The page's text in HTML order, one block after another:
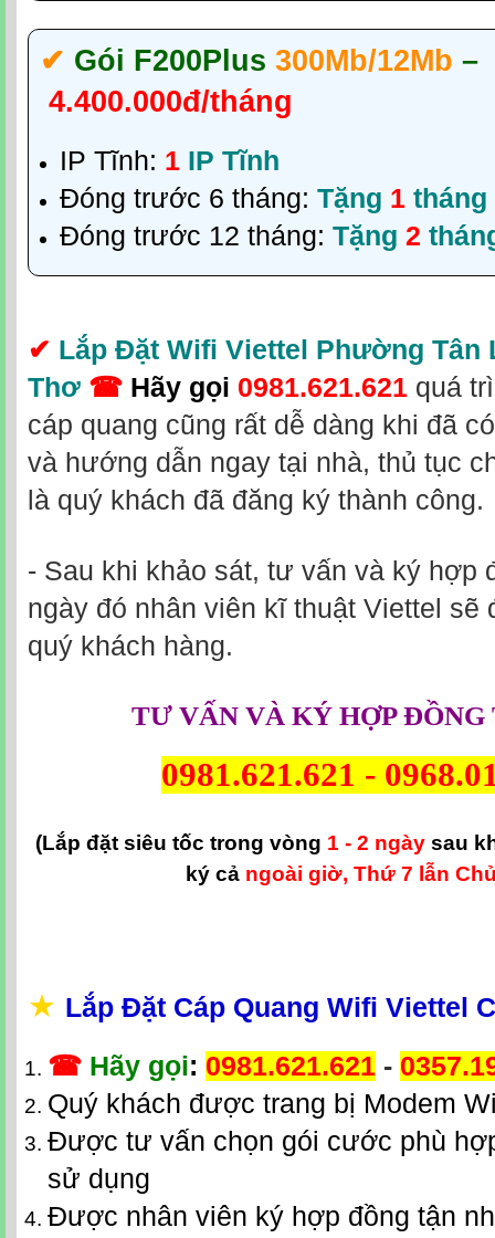
✔‎ Gói F200Plus 300Mb/12Mb –
4.400.000đ/tháng
IP Tĩnh: 1 IP Tĩnh
Đóng trước 6 tháng: Tặng 1 tháng
Đóng trước 12 tháng: Tặng 2
✔ Lắp Đặt Wifi Viettel Phường Tân
Thơ ☎ Hãy gọi 0981.621.621 quá
cáp quang cũng rất dễ dàng khi đã
và hướng dẫn ngay tại nhà, thủ tục
là quý khách đã đăng ký thành công.
- Sau khi khảo sát, tư vấn và ký hợp
ngày đó nhân viên kĩ thuật Viettel sẽ
quý khách hàng.
TƯ VẤN VÀ KÝ HỢP ĐỒNG
0981.621.621 -
(Lắp đặt siêu tốc trong vòng 1 - 2 ngày sau
ký cả ngoài giờ, Thứ 7 lẫn
★ Lắp Đặt Cáp Quang Wifi Viettel
☎ Hãy gọi: 0981.621.621 -
Quý khách được trang bị Modem
Được tư vấn chọn gói cước phù
sử dụng
Được nhân viên ký hợp đồng tận